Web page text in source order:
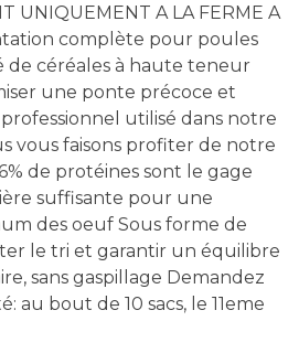
UNIQUEMENT A LA FERME A
complète pour poules
de céréales à haute teneur
une ponte précoce et
utilisé dans notre
vous faisons profiter de notre
de protéines sont le gage
suffisante pour une
des oeuf Sous forme de
le tri et garantir un équilibre
sans gaspillage Demandez
au bout de 10 sacs, le 11eme